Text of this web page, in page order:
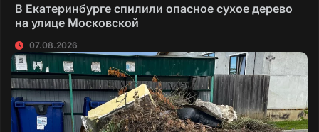
В Екатеринбурге спилили опасное сухое дерево
на улице Московской
07.08.2026